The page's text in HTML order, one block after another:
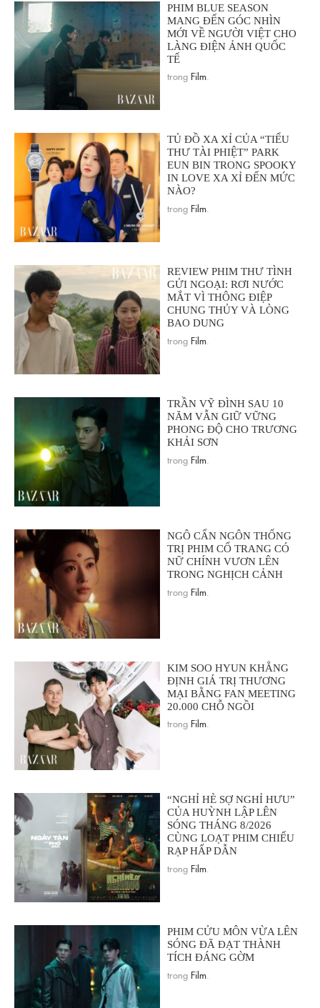
PHIM BLUE SEASON
MANG ĐẾN GÓC NHÌN
MỚI VỀ NGƯỜI VIỆT CHO
LÀNG ĐIỆN ẢNH QUỐC
TẾ
trong Film
TỦ ĐỒ XA XỈ CỦA “TIỂU
THƯ TÀI PHIỆT” PARK
EUN BIN TRONG SPOOKY
IN LOVE XA XỈ ĐẾN MỨC
NÀO?
trong Film
REVIEW PHIM THƯ TÌNH
GỬI NGOẠI: RƠI NƯỚC
MẮT VÌ THÔNG ĐIỆP
CHUNG THỦY VÀ LÒNG
BAO DUNG
trong Film
TRẦN VỸ ĐÌNH SAU 10
NĂM VẪN GIỮ VỮNG
PHONG ĐỘ CHO TRƯƠNG
KHẢI SƠN
trong Film
NGÔ CẨN NGÔN THỐNG
TRỊ PHIM CỔ TRANG CÓ
NỮ CHÍNH VƯƠN LÊN
TRONG NGHỊCH CẢNH
trong Film
KIM SOO HYUN KHẲNG
ĐỊNH GIÁ TRỊ THƯƠNG
MẠI BẰNG FAN MEETING
20.000 CHỖ NGỒI
trong Film
“NGHỈ HÈ SỢ NGHỈ HƯU”
CỦA HUỲNH LẬP LÊN
SÓNG THÁNG 8/2026
CÙNG LOẠT PHIM CHIẾU
RẠP HẤP DẪN
trong Film
PHIM CỬU MÔN VỪA LÊN
SÓNG ĐÃ ĐẠT THÀNH
TÍCH ĐÁNG GỜM
trong Film